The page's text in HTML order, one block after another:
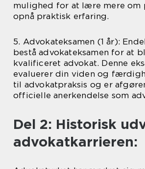
mulighed for at lære mere om
opnå praktisk erfaring.
5. Advokateksamen (1 år):
bestå advokateksamen for at
kvalificeret advokat. Denne
evaluerer din viden og
til advokatpraksis og er
officielle anerkendelse som
Del 2: Historisk
advokatkarrieren: